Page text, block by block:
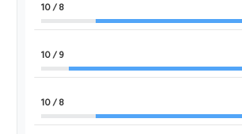
8
/ 10
9
/ 10
8
/ 10